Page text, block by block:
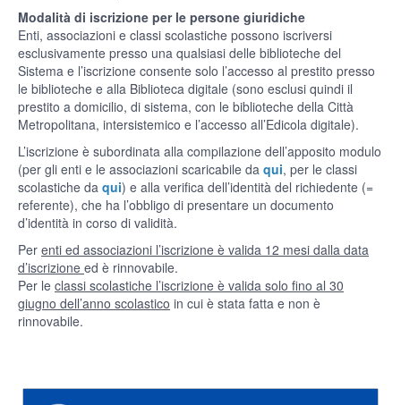
Modalità di iscrizione per le persone giuridiche
Enti, associazioni e classi scolastiche possono iscriversi
esclusivamente presso una qualsiasi delle biblioteche del
Sistema e l’iscrizione consente solo l’accesso al prestito presso
le biblioteche e alla Biblioteca digitale (sono esclusi quindi il
prestito a domicilio, di sistema, con le biblioteche della Città
Metropolitana, intersistemico e l’accesso all’Edicola digitale).
L’iscrizione è subordinata alla compilazione dell’apposito modulo
(per gli enti e le associazioni scaricabile da qui, per le classi
scolastiche da qui) e alla verifica dell’identità del richiedente (=
referente), che ha l’obbligo di presentare un documento
d’identità in corso di validità.
Per enti ed associazioni l’iscrizione è valida 12 mesi dalla data
d’iscrizione ed è rinnovabile.
Per le classi scolastiche l’iscrizione è valida solo fino al 30
giugno dell’anno scolastico in cui è stata fatta e non è
rinnovabile.